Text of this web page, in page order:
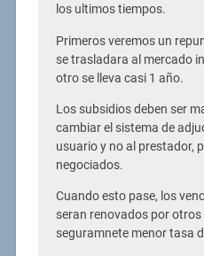
los ultimos tiempos.
Primeros veremos un
se trasladara al mercado
otro se lleva casi 1 año.
Los subsidios deben ser
cambiar el sistema de
usuario y no al prestador,
negociados.
Cuando esto pase, los
seran renovados por
seguramnete menor tasa